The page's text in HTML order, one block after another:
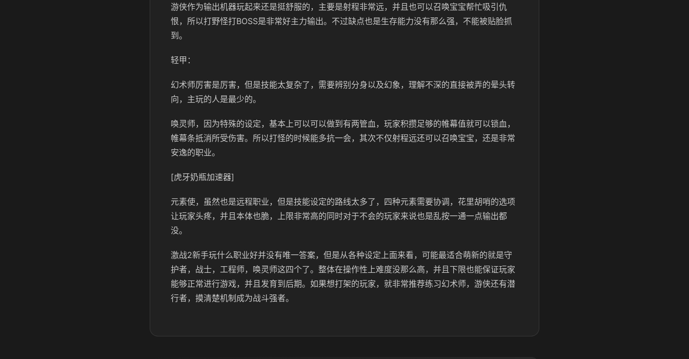
游侠作为输出机器玩起来还是挺舒服的，主要是射程非常远，并且也可以召唤宝宝帮忙吸引仇
恨，所以打野怪打BOSS是非常好主力输出。不过缺点也是生存能力没有那么强，不能被贴脸抓
到。
轻甲：
幻术师厉害是厉害，但是技能太复杂了，需要辨别分身以及幻象，理解不深的直接被弄的晕头转
向，主玩的人是最少的。
唤灵师，因为特殊的设定，基本上可以可以做到有两管血，玩家积攒足够的帷幕值就可以锁血，
帷幕条抵消所受伤害。所以打怪的时候能多抗一会，其次不仅射程远还可以召唤宝宝，还是非常
安逸的职业。
[虎牙奶瓶加速器]
元素使，虽然也是远程职业，但是技能设定的路线太多了，四种元素需要协调，花里胡哨的选项
让玩家头疼，并且本体也脆，上限非常高的同时对于不会的玩家来说也是乱按一通一点输出都
没。
激战2新手玩什么职业好并没有唯一答案，但是从各种设定上面来看，可能最适合萌新的就是守
护者，战士，工程师，唤灵师这四个了。整体在操作性上难度没那么高，并且下限也能保证玩家
能够正常进行游戏，并且发育到后期。如果想打架的玩家，就非常推荐练习幻术师，游侠还有潜
行者，摸清楚机制成为战斗强者。